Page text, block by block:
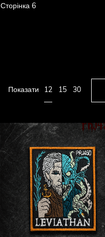
Сторінка 6
Показати 12 15 30